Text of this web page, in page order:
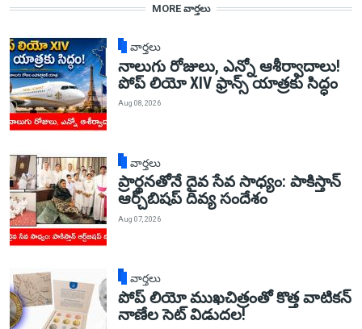
MORE వార్తలు
వార్తలు
నాలుగు రోజులు, ఎన్నో ఆశీర్వాదాలు!
పోప్ లియో XIV ఫ్రాన్స్ యాత్రకు సిద్ధం
Aug 08, 2026
వార్తలు
ప్రార్థనతోనే దైవ సేవ సాధ్యం: పాకిస్తాన్‌
ఆర్చ్‌బిషప్ దివ్య సందేశం
Aug 07, 2026
వార్తలు
పోప్ లియో ముఖచిత్రంతో కొత్త వాటికన్
నాణేల సెట్ విడుదల!